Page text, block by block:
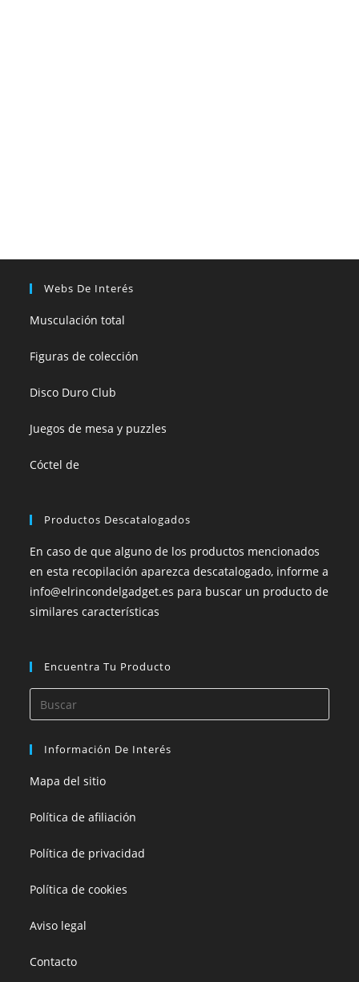
Webs De Interés
Musculación total
Figuras de colección
Disco Duro Club
Juegos de mesa y puzzles
Cóctel de
Productos Descatalogados
En caso de que alguno de los productos mencionados
en esta recopilación aparezca descatalogado, informe a
info@elrincondelgadget.es para buscar un producto de
similares características
Encuentra Tu Producto
Información De Interés
Mapa del sitio
Política de afiliación
Política de privacidad
Política de cookies
Aviso legal
Contacto